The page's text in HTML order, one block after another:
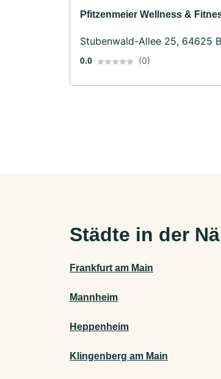
Pfitzenmeier Wellness &
Stubenwald-Allee 25, 64625
0.0 (0)
Städte in der
Frankfurt am Main
Mannheim
Heppenheim
Klingenberg am Main